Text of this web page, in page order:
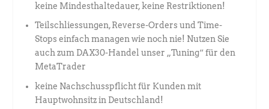
keine Mindesthaltedauer, keine Restriktionen!
Teilschliessungen, Reverse-Orders und Time-
Stops einfach managen wie noch nie! Nutzen Sie
auch zum DAX30-Handel unser „Tuning“ für den
MetaTrader
keine Nachschusspflicht für Kunden mit
Hauptwohnsitz in Deutschland!